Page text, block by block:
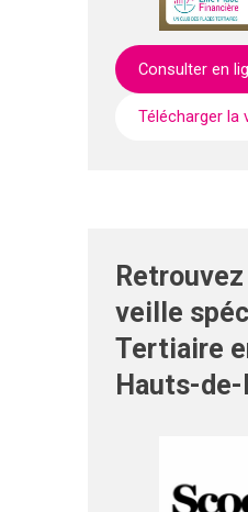
Consulter en
Télécharger la
veille
Tertiaire
Hauts-